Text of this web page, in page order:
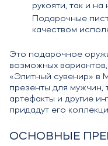
рукояти, так и на
Подарочные
качеством
Это подарочное
возможных
«Элитный сувенир» в
презенты для мужчин,
артефакты и другие
придадут его
ОСНОВНЫЕ